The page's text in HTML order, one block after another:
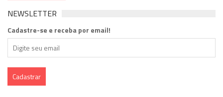
NEWSLETTER
Cadastre-se e receba por email!